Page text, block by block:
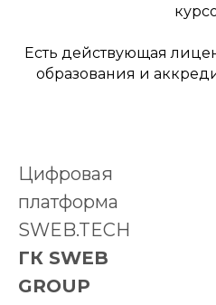
Есть действующая
образования и
Цифровая
платформа
SWEB.TECH
ГК SWEB
GROUP